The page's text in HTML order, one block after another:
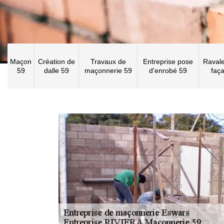
Maçon
59
Création de
dalle 59
Travaux de
maçonnerie 59
Entreprise pose
d'enrobé 59